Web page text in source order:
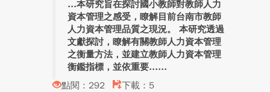
本研究旨在探討國小教師對教師人力
資本管理之感受，瞭解目前台南市教師
人力資本管理品質之現況。 本研究透過
文獻探討，瞭解有關教師人力資本管理
之衡量方法，並建立教師人力資本管理
衡鑑指標，並依重要...
點閱：292
下載：5